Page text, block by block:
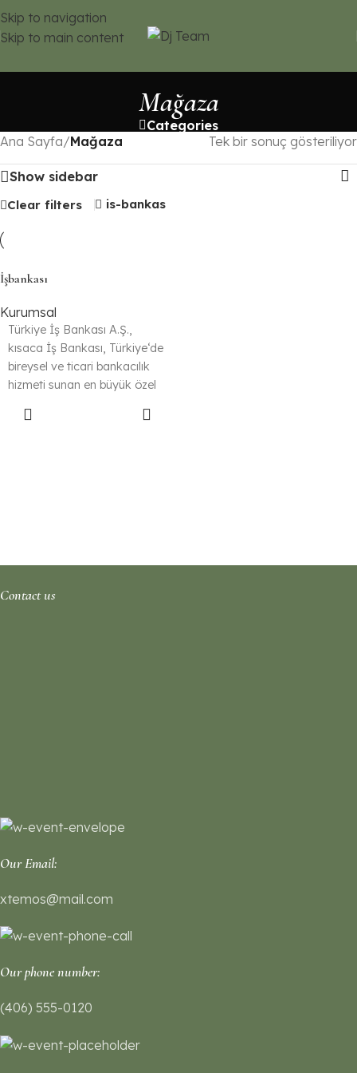
Skip to navigation
Skip to main content
Mağaza
Categories
Ana Sayfa/Mağaza Tek bir sonuç gösteriliyor
Show sidebar
Clear filters is-bankas
İşbankası
Kurumsal
Türkiye İş Bankası A.Ş.,
kısaca İş Bankası, Türkiye‘de
bireysel ve ticari bankacılık
hizmeti sunan en büyük özel
Contact us
Our Email:
xtemos@mail.com
Our phone number:
(406) 555-0120